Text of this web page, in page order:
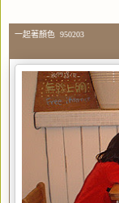
一起著顏色 950203